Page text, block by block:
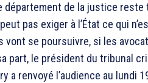
département de la justice
pas exiger à l’État ce qui
vont se poursuivre, si les
part, le président du tribunal
a renvoyé l’audience au lundi